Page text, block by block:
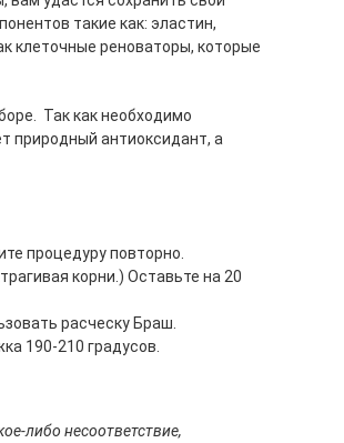
такие как: эластин,
клеточные реноваторы, которые
Так как необходимо
природный антиоксидант, а
процедуру повторно.
корни.) Оставьте на 20
расческу Браш.
190-210 градусов.
либо несоответствие,